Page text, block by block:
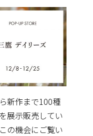
新作まで100種
展示販売してい
の機会にご覧い